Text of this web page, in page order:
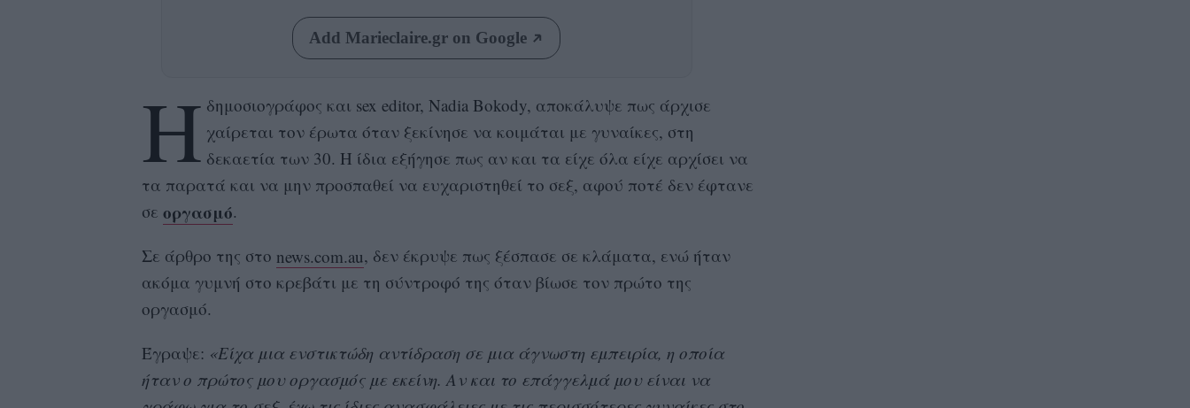
Add Marieclaire.gr on Google
Η δημοσιογράφος και sex editor, Nadia Bokody, αποκάλυψε πως άρχισε
χαίρεται τον έρωτα όταν ξεκίνησε να κοιμάται με γυναίκες, στη
δεκαετία των 30. Η ίδια εξήγησε πως αν και τα είχε όλα είχε αρχίσει να
τα παρατά και να μην προσπαθεί να ευχαριστηθεί το σεξ, αφού ποτέ δεν έφτανε
σε οργασμό.
Σε άρθρο της στο news.com.au, δεν έκρυψε πως ξέσπασε σε κλάματα, ενώ ήταν
ακόμα γυμνή στο κρεβάτι με τη σύντροφό της όταν βίωσε τον πρώτο της
οργασμό.
Έγραψε: «Είχα μια ενστικτώδη αντίδραση σε μια άγνωστη εμπειρία, η οποία
ήταν ο πρώτος μου οργασμός με εκείνη. Αν και το επάγγελμά μου είναι να